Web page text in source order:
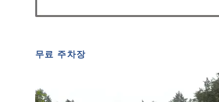
무료 주차장